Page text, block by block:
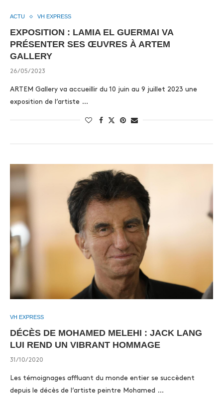
ACTU VH EXPRESS
EXPOSITION : LAMIA EL GUERMAI VA
PRÉSENTER SES ŒUVRES À ARTEM
GALLERY
26/05/2023
ARTEM Gallery va accueillir du 10 juin au 9 juillet 2023 une
exposition de l’artiste …
VH EXPRESS
DÉCÈS DE MOHAMED MELEHI : JACK LANG
LUI REND UN VIBRANT HOMMAGE
31/10/2020
Les témoignages affluant du monde entier se succèdent
depuis le décès de l’artiste peintre Mohamed …